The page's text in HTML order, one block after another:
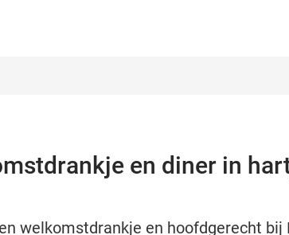
en diner in
welkomstdrankje en hoofdgerecht bij